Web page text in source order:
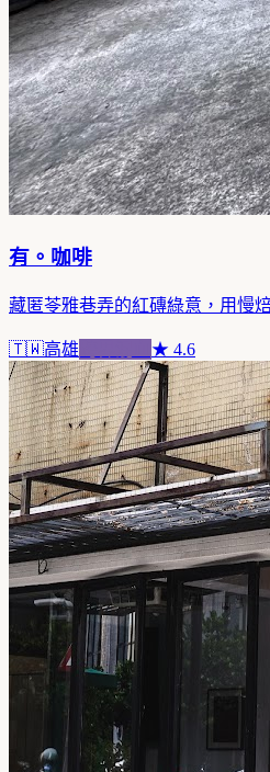
有。咖啡
藏匿苓雅巷弄的紅磚綠意，用慢
🇹🇼高雄 ★ 4.6